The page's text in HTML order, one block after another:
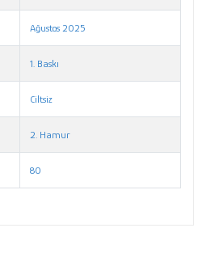
Ağustos 2025
1. Baskı
Ciltsiz
2. Hamur
80